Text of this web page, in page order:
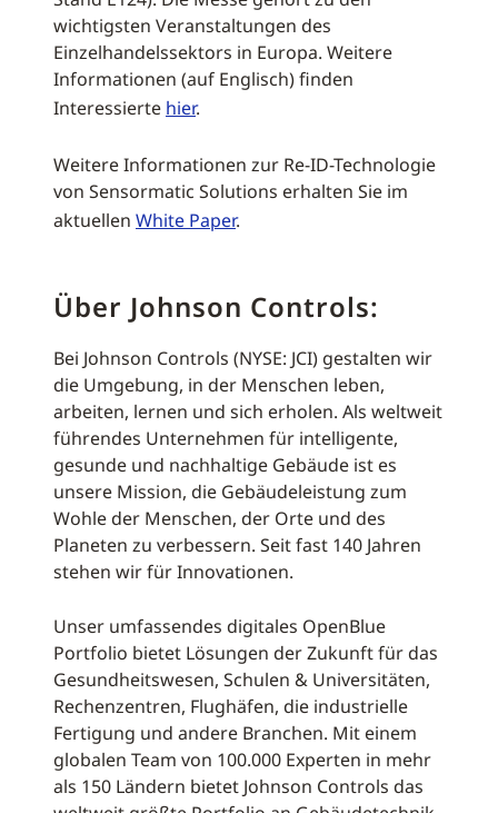
wichtigsten Veranstaltungen des
Einzelhandelssektors in Europa. Weitere
Informationen (auf Englisch) finden
Interessierte hier.
Weitere Informationen zur Re-ID-Technologie
von Sensormatic Solutions erhalten Sie im
aktuellen White Paper.
Über Johnson Controls:
Bei Johnson Controls (NYSE: JCI) gestalten wir
die Umgebung, in der Menschen leben,
arbeiten, lernen und sich erholen. Als weltweit
führendes Unternehmen für intelligente,
gesunde und nachhaltige Gebäude ist es
unsere Mission, die Gebäudeleistung zum
Wohle der Menschen, der Orte und des
Planeten zu verbessern. Seit fast 140 Jahren
stehen wir für Innovationen.
Unser umfassendes digitales OpenBlue
Portfolio bietet Lösungen der Zukunft für das
Gesundheitswesen, Schulen & Universitäten,
Rechenzentren, Flughäfen, die industrielle
Fertigung und andere Branchen. Mit einem
globalen Team von 100.000 Experten in mehr
als 150 Ländern bietet Johnson Controls das